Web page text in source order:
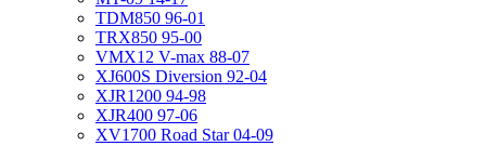
TDM850 96-01
TRX850 95-00
VMX12 V-max 88-07
XJ600S Diversion 92-04
XJR1200 94-98
XJR400 97-06
XV1700 Road Star 04-09